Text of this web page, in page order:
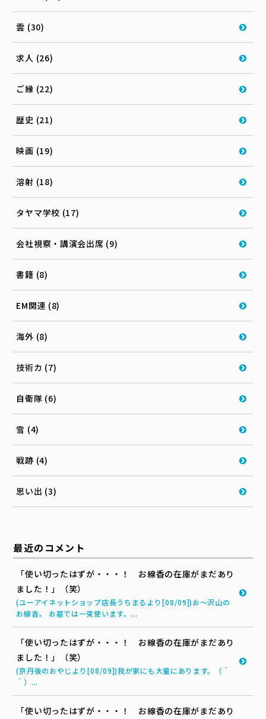
雲 (30)
求人 (26)
ご縁 (22)
歴史 (21)
映画 (19)
溶射 (18)
タヤマ学校 (17)
会社視察・講演会出席 (9)
書籍 (8)
EM関連 (8)
海外 (8)
技術カ (7)
自衛隊 (6)
雪 (4)
戦跡 (4)
思い出 (3)
最近のコメント
「使い切ったはずが・・・！ お線香の在庫がまだあり
ました！」（笑）
(ユーアイネットショップ店長うちまるより[08/09])お～沢山の
お線香。 お墓では一束使います。...
「使い切ったはずが・・・！ お線香の在庫がまだあり
ました！」（笑）
(京丹後のおやじより[08/09])我が家にも大量にあります。（＾
＾）...
「使い切ったはずが・・・！ お線香の在庫がまだあり